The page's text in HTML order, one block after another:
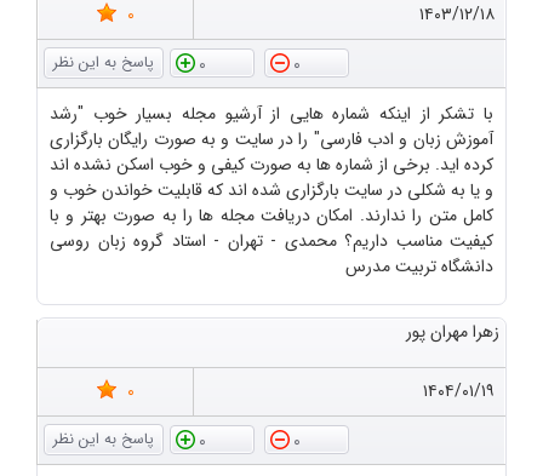
۱۴۰۳/۱۲/۱۸
0
0
0
با تشکر از اینکه شماره هایی از آرشیو مجله بسیار خوب "رشد
آموزش زبان و ادب فارسی" را در سایت و به صورت رایگان بارگزاری
کرده اید. برخی از شماره ها به صورت کیفی و خوب اسکن نشده اند
و یا به شکلی در سایت بارگزاری شده اند که قابلیت خواندن خوب و
کامل متن را ندارند. امکان دریافت مجله ها را به صورت بهتر و با
کیفیت مناسب داریم؟ محمدی - تهران - استاد گروه زبان روسی
دانشگاه تربیت مدرس
زهرا مهران پور
۱۴۰۴/۰۱/۱۹
0
0
0